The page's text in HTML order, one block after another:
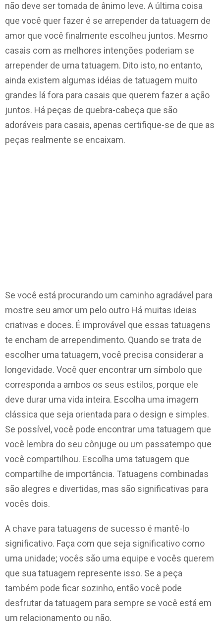
não deve ser tomada de ânimo leve. A última coisa
que você quer fazer é se arrepender da tatuagem de
amor que você finalmente escolheu juntos. Mesmo
casais com as melhores intenções poderiam se
arrepender de uma tatuagem. Dito isto, no entanto,
ainda existem algumas idéias de tatuagem muito
grandes lá fora para casais que querem fazer a ação
juntos. Há peças de quebra-cabeça que são
adoráveis ​​para casais, apenas certifique-se de que as
peças realmente se encaixam.
Se você está procurando um caminho agradável para
mostre seu amor um pelo outro Há muitas ideias
criativas e doces. É improvável que essas tatuagens
te encham de arrependimento. Quando se trata de
escolher uma tatuagem, você precisa considerar a
longevidade. Você quer encontrar um símbolo que
corresponda a ambos os seus estilos, porque ele
deve durar uma vida inteira. Escolha uma imagem
clássica que seja orientada para o design e simples.
Se possível, você pode encontrar uma tatuagem que
você lembra do seu cônjuge ou um passatempo que
você compartilhou. Escolha uma tatuagem que
compartilhe de importância. Tatuagens combinadas
são alegres e divertidas, mas são significativas para
vocês dois.
A chave para tatuagens de sucesso é mantê-lo
significativo. Faça com que seja significativo como
uma unidade; vocês são uma equipe e vocês querem
que sua tatuagem represente isso. Se a peça
também pode ficar sozinho, então você pode
desfrutar da tatuagem para sempre se você está em
um relacionamento ou não.